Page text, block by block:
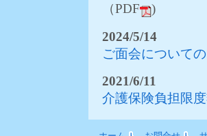
（PDF
)
2024/5/14
ご面会について
2021/6/11
介護保険負担限